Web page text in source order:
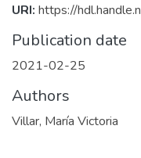
URI: https://
Publication date
2021-02-25
Authors
Villar, María Victoria